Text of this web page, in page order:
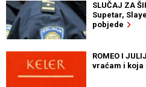
SLUČAJ ZA
Supetar,
pobjede
ROMEO I
vraćam i